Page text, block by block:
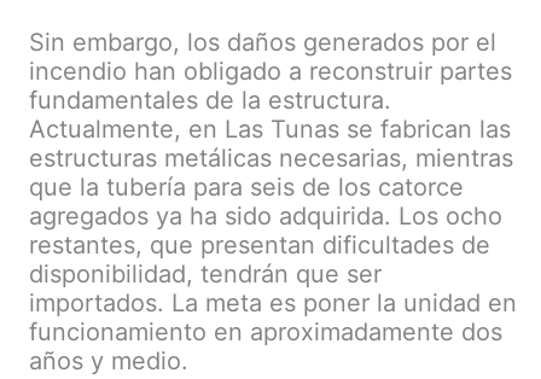
Sin embargo, los daños generados por el
incendio han obligado a reconstruir partes
fundamentales de la estructura.
Actualmente, en Las Tunas se fabrican las
estructuras metálicas necesarias, mientras
que la tubería para seis de los catorce
agregados ya ha sido adquirida. Los ocho
restantes, que presentan dificultades de
disponibilidad, tendrán que ser
importados. La meta es poner la unidad en
funcionamiento en aproximadamente dos
años y medio.